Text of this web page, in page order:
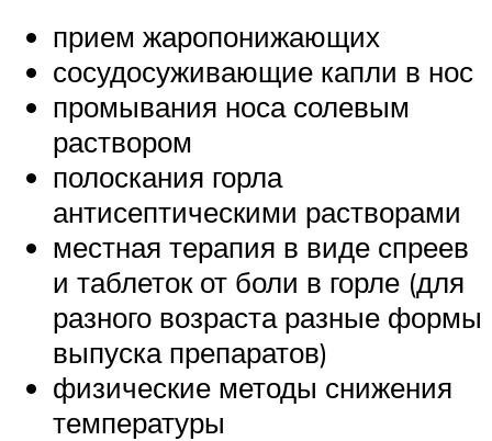
прием жаропонижающих
сосудосуживающие капли в нос
промывания носа солевым
раствором
полоскания горла
антисептическими растворами
местная терапия в виде спреев
и таблеток от боли в горле (для
разного возраста разные формы
выпуска препаратов)
физические методы снижения
температуры